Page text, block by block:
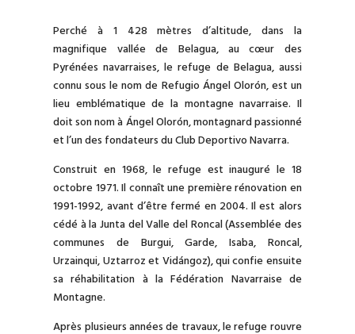
Perché à 1 428 mètres d’altitude, dans la
magnifique vallée de Belagua, au cœur des
Pyrénées navarraises, le refuge de Belagua, aussi
connu sous le nom de Refugio Ángel Olorón, est un
lieu emblématique de la montagne navarraise. Il
doit son nom à Ángel Olorón, montagnard passionné
et l’un des fondateurs du Club Deportivo Navarra.
Construit en 1968, le refuge est inauguré le 18
octobre 1971. Il connaît une première rénovation en
1991-1992, avant d’être fermé en 2004. Il est alors
cédé à la Junta del Valle del Roncal (Assemblée des
communes de Burgui, Garde, Isaba, Roncal,
Urzainqui, Uztarroz et Vidángoz), qui confie ensuite
sa réhabilitation à la Fédération Navarraise de
Montagne.
Après plusieurs années de travaux, le refuge rouvre